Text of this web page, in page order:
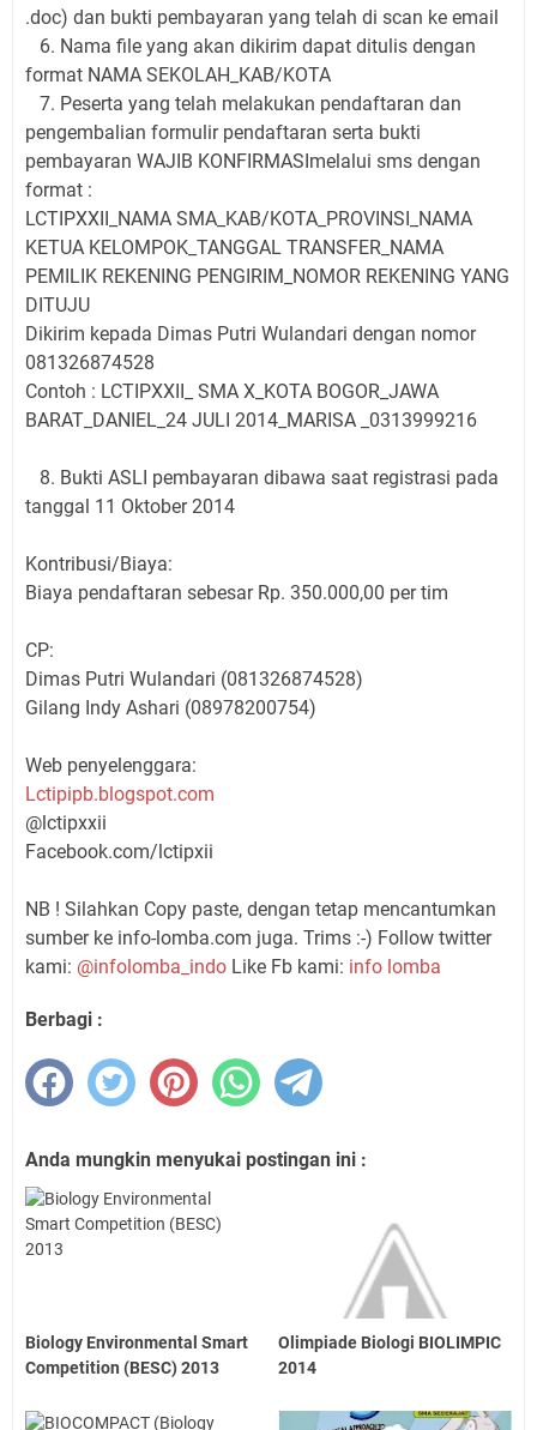
.doc) dan bukti pembayaran yang telah di scan ke email
6. Nama file yang akan dikirim dapat ditulis dengan
format NAMA SEKOLAH_KAB/KOTA
7. Peserta yang telah melakukan pendaftaran dan
pengembalian formulir pendaftaran serta bukti
pembayaran WAJIB KONFIRMASImelalui sms dengan
format :
LCTIPXXII_NAMA SMA_KAB/KOTA_PROVINSI_NAMA
KETUA KELOMPOK_TANGGAL TRANSFER_NAMA
PEMILIK REKENING PENGIRIM_NOMOR REKENING YANG
DITUJU
Dikirim kepada Dimas Putri Wulandari dengan nomor
081326874528
Contoh : LCTIPXXII_ SMA X_KOTA BOGOR_JAWA
BARAT_DANIEL_24 JULI 2014_MARISA _0313999216
8. Bukti ASLI pembayaran dibawa saat registrasi pada
tanggal 11 Oktober 2014
Kontribusi/Biaya:
Biaya pendaftaran sebesar Rp. 350.000,00 per tim
CP:
Dimas Putri Wulandari (081326874528)
Gilang Indy Ashari (08978200754)
Web penyelenggara:
Lctipipb.blogspot.com
@lctipxxii
Facebook.com/lctipxii
NB ! Silahkan Copy paste, dengan tetap mencantumkan
sumber ke info-lomba.com juga. Trims :-) Follow twitter
kami: @infolomba_indo Like Fb kami: info lomba
Berbagi :
Anda mungkin menyukai postingan ini :
Biology Environmental Smart
Competition (BESC) 2013
Olimpiade Biologi BIOLIMPIC
2014